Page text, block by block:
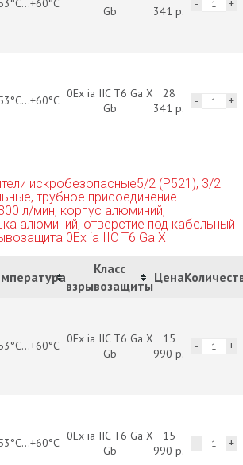
Gb
341 р.
0Ex ia IIC T6 Ga X
Gb
28
341 р.
искробезопасные5/2 (P521), 3/2
трубное присоединение
л/мин, корпус алюминий,
алюминий, отверстие под кабельный
0Ex ia IIC T6 Ga X
Класс
взрывозащиты
Цена
0Ex ia IIC T6 Ga X
Gb
15
990 р.
0Ex ia IIC T6 Ga X
Gb
15
990 р.